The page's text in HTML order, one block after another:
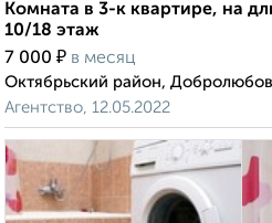
Комната в 3-к квартире, на
10/18 этаж
7 000 ₽ в месяц
Октябрьский район,
Агентство, 12.05.2022